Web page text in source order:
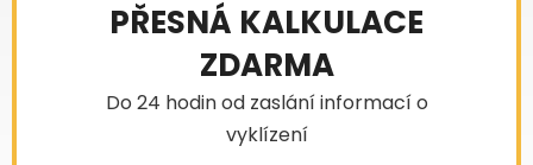
PŘESNÁ KALKULACE
ZDARMA
Do 24 hodin od zaslání informací o
vyklízení